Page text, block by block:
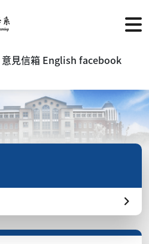
意見信箱 English facebook